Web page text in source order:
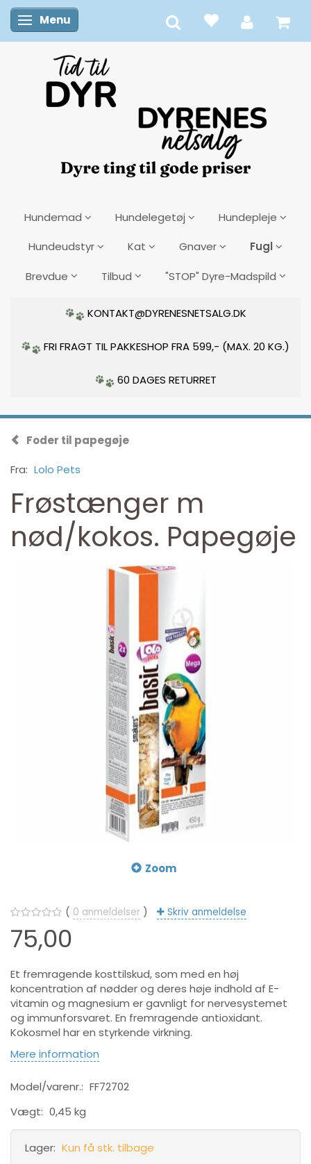
Skifte navigation
Menu
Hundemad Hundelegetøj Hundepleje
Hundeudstyr Kat Gnaver Fugl
Brevdue Tilbud "STOP" Dyre-Madspild
KONTAKT@DYRENESNETSALG.DK
FRI FRAGT TIL PAKKESHOP FRA 599,- (MAX. 20 KG.)
60 DAGES RETURRET
Foder til papegøje
Fra: Lolo Pets
Frøstænger m
nød/kokos. Papegøje
Zoom
0 anmeldelser Skriv anmeldelse
75,00
Et fremragende kosttilskud, som med en høj
koncentration af nødder og deres høje indhold af E-
vitamin og magnesium er gavnligt for nervesystemet
og immunforsvaret. En fremragende antioxidant.
Kokosmel har en styrkende virkning.
Mere information
Model/varenr.: FF72702
Vægt: 0,45 kg
Lager: Kun få stk. tilbage